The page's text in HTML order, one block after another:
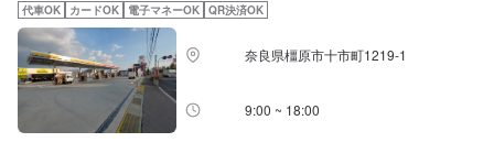
代車OK カードOK 電子マネーOK QR決済OK
奈良県橿原市十市町1219-1
9:00 ~ 18:00